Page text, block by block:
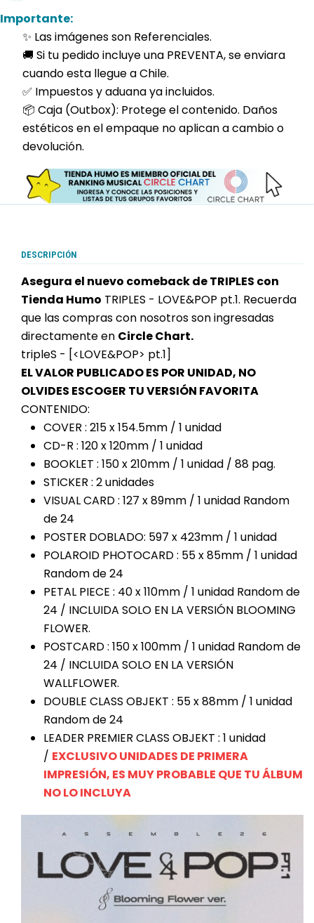
Importante:
✨ Las imágenes son Referenciales.
🚚 Si tu pedido incluye una PREVENTA, se enviara
cuando esta llegue a Chile.
✅ Impuestos y aduana ya incluidos.
📦 Caja (Outbox): Protege el contenido. Daños
estéticos en el empaque no aplican a cambio o
devolución.
DESCRIPCIÓN
Asegura el nuevo comeback de TRIPLES con
Tienda Humo TRIPLES - LOVE&POP pt.1. Recuerda
que las compras con nosotros son ingresadas
directamente en Circle Chart.
tripleS - [<LOVE&POP> pt.1]
EL VALOR PUBLICADO ES POR UNIDAD, NO
OLVIDES ESCOGER TU VERSIÓN FAVORITA
CONTENIDO:
COVER : 215 x 154.5mm / 1 unidad
CD-R : 120 x 120mm / 1 unidad
BOOKLET : 150 x 210mm / 1 unidad / 88 pag.
STICKER : 2 unidades
VISUAL CARD : 127 x 89mm / 1 unidad Random
de 24
POSTER DOBLADO: 597 x 423mm / 1 unidad
POLAROID PHOTOCARD : 55 x 85mm / 1 unidad
Random de 24
PETAL PIECE : 40 x 110mm / 1 unidad Random de
24 / INCLUIDA SOLO EN LA VERSIÓN BLOOMING
FLOWER.
POSTCARD : 150 x 100mm / 1 unidad Random de
24 / INCLUIDA SOLO EN LA VERSIÓN
WALLFLOWER.
DOUBLE CLASS OBJEKT : 55 x 88mm / 1 unidad
Random de 24
LEADER PREMIER CLASS OBJEKT : 1 unidad
/ EXCLUSIVO UNIDADES DE PRIMERA
IMPRESIÓN, ES MUY PROBABLE QUE TU ÁLBUM
NO LO INCLUYA